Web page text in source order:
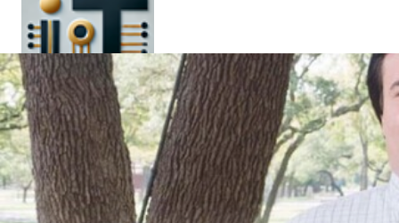
Principal
En
Es
Ru